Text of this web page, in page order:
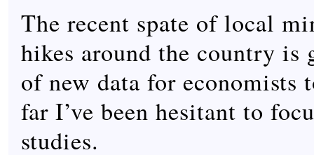
The recent spate of local
hikes around the country is
of new data for economists
far I’ve been hesitant to
studies.